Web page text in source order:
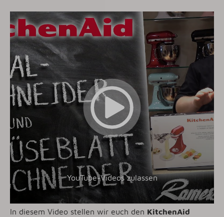
YouTube-Videos zulassen
In diesem Video stellen wir euch den KitchenAid